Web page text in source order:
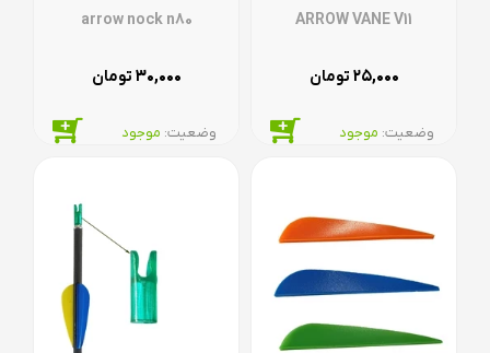
ARROW VANE V11
۲۵,۰۰۰ تومان
وضعیت:‌ موجود
arrow nock n80
۳۰,۰۰۰ تومان
وضعیت:‌ موجود